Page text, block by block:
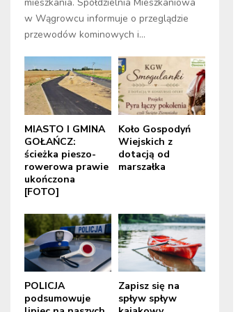
w Wągrowcu informuje o przeglądzie
przewodów kominowych i...
MIASTO I GMINA
GOŁAŃCZ:
ścieżka pieszo-
rowerowa prawie
ukończona
[FOTO]
Koło Gospodyń
Wiejskich z
dotacją od
marszałka
POLICJA
podsumowuje
Zapisz się na
spływ spływ